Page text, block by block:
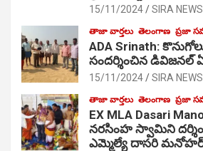
15/11/2024 SIRA NEWS
తాజా వార్తలు తెలంగాణ ప్రజా
ADA Srinath:
సంద‌ర్శించిన డివిజనల్
15/11/2024 SIRA NEWS
తాజా వార్తలు తెలంగాణ ప్రజా
EX MLA Dasari
నరసింహ స్వామిని
ఎమ్మెల్యే దాసరి మనోహర్